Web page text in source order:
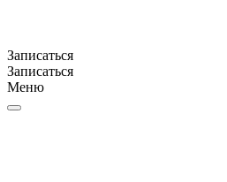
Записаться
Записаться
Меню